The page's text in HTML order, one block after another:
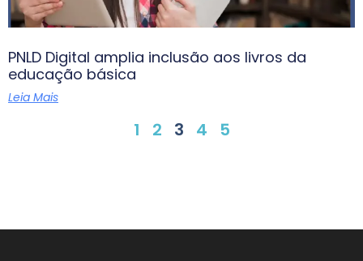
PNLD Digital amplia inclusão aos livros da
educação básica
Leia Mais
1 2 3 4 5